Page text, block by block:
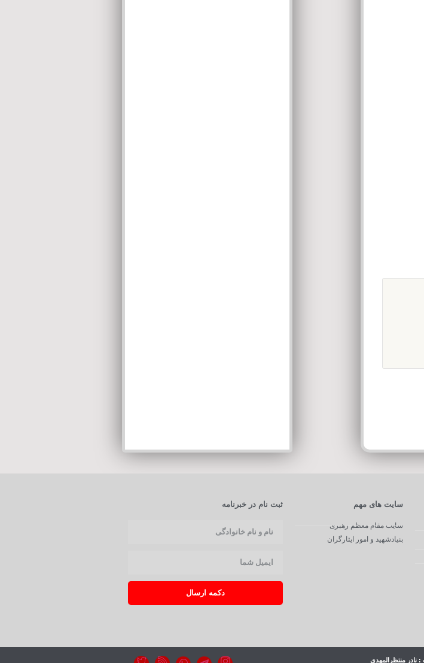
سایت های مهم
سایت مقام معظم رهبری
بنیادشهید و امور ایثارگران
ثبت نام در خبرنامه
دکمه ارسال
نادر منتظرالمهدی